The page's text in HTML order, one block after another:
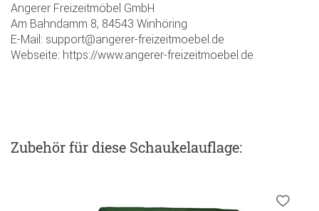
Angerer Freizeitmöbel GmbH
Am Bahndamm 8, 84543 Winhöring
E-Mail: support@angerer-freizeitmoebel.de
Webseite: https://www.angerer-freizeitmoebel.de
Zubehörfür diese Schaukelauflage: